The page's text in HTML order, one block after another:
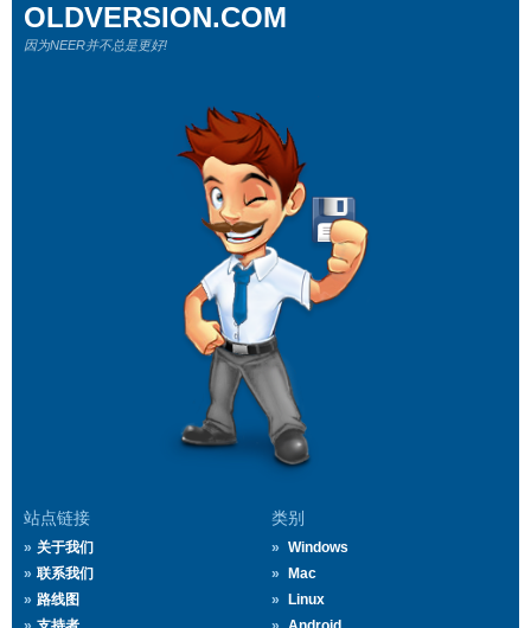
站点链接
关于我们
联系我们
路线图
类别
Windows
Mac
Linux
OLDVERSION.COM
因为NEER并不总是更好!